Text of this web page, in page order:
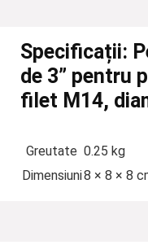
Specificații:
de 3” pentru
filet M14,
Greutate 0.25 kg
Dimensiuni8 × 8 × 8